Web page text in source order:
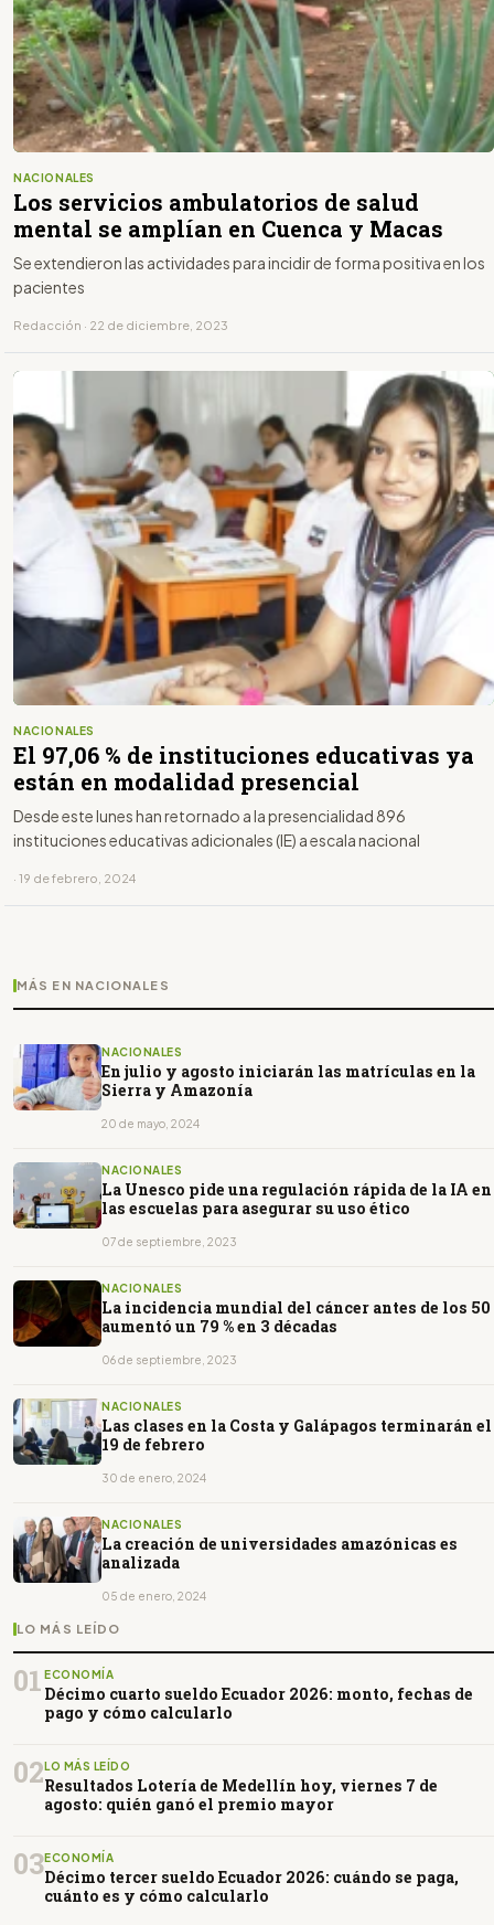
NACIONALES
Los servicios ambulatorios de salud
mental se amplían en Cuenca y Macas
Se extendieron las actividades para incidir de forma positiva en los
pacientes
Redacción · 22 de diciembre, 2023
NACIONALES
El 97,06 % de instituciones educativas ya
están en modalidad presencial
Desde este lunes han retornado a la presencialidad 896
instituciones educativas adicionales (IE) a escala nacional
· 19 de febrero, 2024
MÁS EN NACIONALES
NACIONALES
En julio y agosto iniciarán las matrículas en la
Sierra y Amazonía
20 de mayo, 2024
NACIONALES
La Unesco pide una regulación rápida de la IA en
las escuelas para asegurar su uso ético
07 de septiembre, 2023
NACIONALES
La incidencia mundial del cáncer antes de los 50
aumentó un 79 % en 3 décadas
06 de septiembre, 2023
NACIONALES
Las clases en la Costa y Galápagos terminarán el
19 de febrero
30 de enero, 2024
NACIONALES
La creación de universidades amazónicas es
analizada
05 de enero, 2024
LO MÁS LEÍDO
01 ECONOMÍA
Décimo cuarto sueldo Ecuador 2026: monto, fechas de
pago y cómo calcularlo
02LO MÁS LEÍDO
Resultados Lotería de Medellín hoy, viernes 7 de
agosto: quién ganó el premio mayor
03ECONOMÍA
Décimo tercer sueldo Ecuador 2026: cuándo se paga,
cuánto es y cómo calcularlo